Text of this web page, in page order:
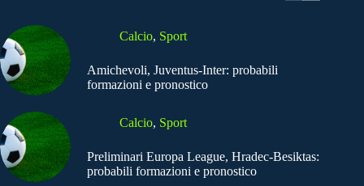
Calcio, Sport
Amichevoli, Juventus-Inter: probabili
formazioni e pronostico
Calcio, Sport
Preliminari Europa League, Hradec-Besiktas:
probabili formazioni e pronostico